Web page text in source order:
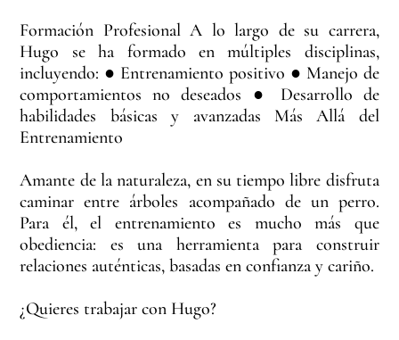
Formación Profesional A lo largo de su carrera,
Hugo se ha formado en múltiples disciplinas,
incluyendo: ● Entrenamiento positivo ● Manejo de
comportamientos no deseados ● Desarrollo de
habilidades básicas y avanzadas Más Allá del
Entrenamiento
Amante de la naturaleza, en su tiempo libre disfruta
caminar entre árboles acompañado de un perro.
Para él, el entrenamiento es mucho más que
obediencia: es una herramienta para construir
relaciones auténticas, basadas en confianza y cariño.
¿Quieres trabajar con Hugo?